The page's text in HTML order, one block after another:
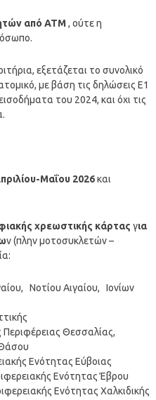
από ΑΤΜ, ούτε η
εξετάζεται το συνολικό
με βάση τις δηλώσεις Ε1
του 2024, και όχι τις
Μαΐου 2026και
χρεωστικής κάρτας για
ν (πλην μοτοσυκλετών –
Νοτίου Αιγαίου, Ιονίων
Θεσσαλίας,
Ενότητας Εύβοιας
Ενότητας Έβρου
Ενότητας Χαλκιδικής